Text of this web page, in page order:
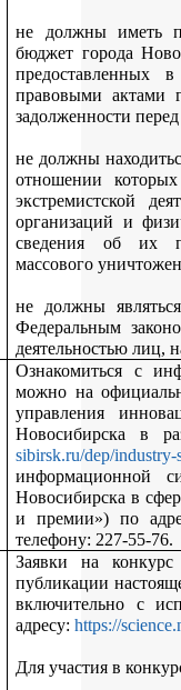
не должны иметь
бюджет города
предоставленных
правовыми актами
задолженности
не должны
отношении
экстремистской
организаций и
сведения об их
массового
не должны
Федеральным
деятельностью лиц,
Ознакомиться с
можно на
управления
Новосибирска в
sibirsk.ru/dep/industry-
информационной
Новосибирска в
и премии») по
телефону: 227-55-76.
Заявки на
публикации
включительно с
адресу:https://
Для участия в